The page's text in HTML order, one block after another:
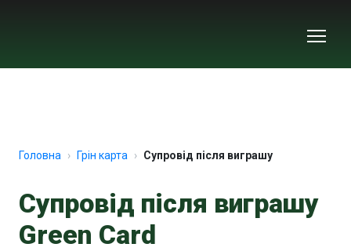
Головна Грін карта Супровід після виграшу
Супровід після виграшу
Green Card